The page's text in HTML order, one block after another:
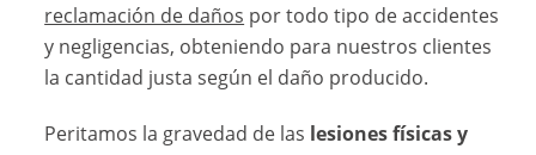
reclamación de daños por todo tipo de accidentes
y negligencias, obteniendo para nuestros clientes
la cantidad justa según el daño producido.
Peritamos la gravedad de las lesiones físicas y